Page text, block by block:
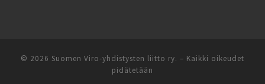
© 2026 Suomen Viro-yhdistysten liitto ry. – Kaikki oikeudet
pidätetään